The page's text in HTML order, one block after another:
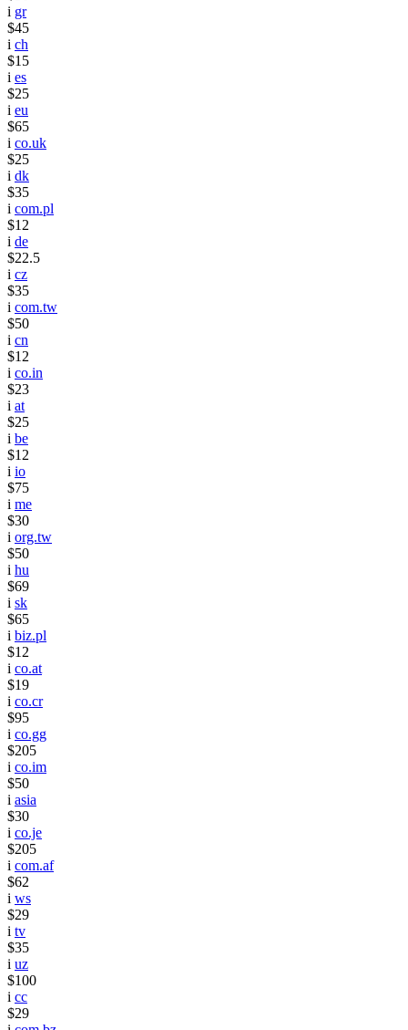
i gr
$45
i ch
$15
i es
$25
i eu
$65
i co.uk
$25
i dk
$35
i com.pl
$12
i de
$22.5
i cz
$35
i com.tw
$50
i cn
$12
i co.in
$23
i at
$25
i be
$12
i io
$75
i me
$30
i org.tw
$50
i hu
$69
i sk
$65
i biz.pl
$12
i co.at
$19
i co.cr
$95
i co.gg
$205
i co.im
$50
i asia
$30
i co.je
$205
i com.af
$62
i ws
$29
i tv
$35
i uz
$100
i cc
$29